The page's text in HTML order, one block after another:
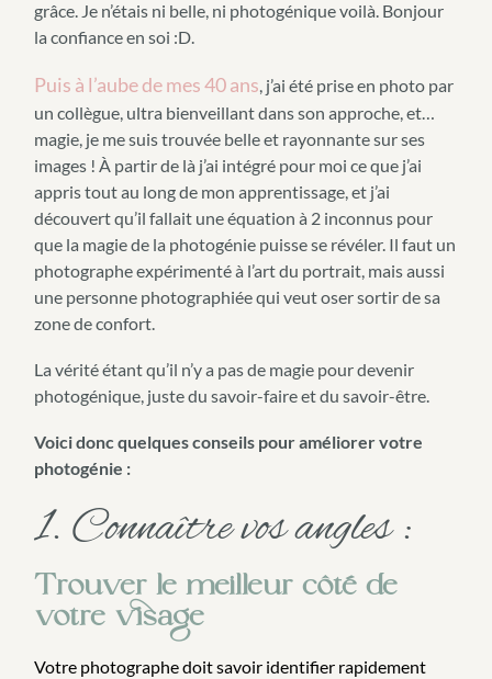
grâce. Je n’étais ni belle, ni photogénique voilà. Bonjour
la confiance en soi :D.
Puis à l’aube de mes 40 ans, j’ai été prise en photo par
un collègue, ultra bienveillant dans son approche, et…
magie, je me suis trouvée belle et rayonnante sur ses
images ! À partir de là j’ai intégré pour moi ce que j’ai
appris tout au long de mon apprentissage, et j’ai
découvert qu’il fallait une équation à 2 inconnus pour
que la magie de la photogénie puisse se révéler. Il faut un
photographe expérimenté à l’art du portrait, mais aussi
une personne photographiée qui veut oser sortir de sa
zone de confort.
La vérité étant qu’il n’y a pas de magie pour devenir
photogénique, juste du savoir-faire et du savoir-être.
Voici donc quelques conseils pour améliorer votre
photogénie :
1. Connaître vos angles :
Trouver le meilleur côté de
votre visage
Votre photographe doit savoir identifier rapidement